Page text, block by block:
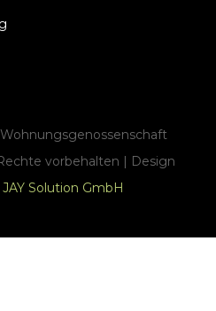
vorbehalten | Design
JAY Solution GmbH